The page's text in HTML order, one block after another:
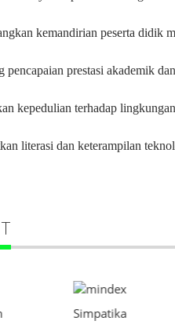
kemandirian peserta didik
pencapaian prestasi akademik
kepedulian terhadap
literasi dan keterampilan
Simpatika